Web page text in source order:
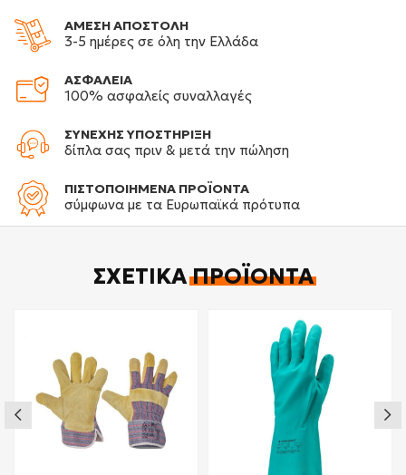
ΑΜΕΣΗ ΑΠΟΣΤΟΛΗ
3-5 ημέρες σε όλη την Ελλάδα
ΑΣΦΑΛΕΙΑ
100% ασφαλείς συναλλαγές
ΣΥΝΕΧΗΣ ΥΠΟΣΤΗΡΙΞΗ
δίπλα σας πριν & μετά την πώληση
ΠΙΣΤΟΠΟΙΗΜΕΝΑ ΠΡΟΪΟΝΤΑ
σύμφωνα με τα Ευρωπαϊκά πρότυπα
ΣΧΕΤΙΚΆΠΡΟΪΌΝΤΑ